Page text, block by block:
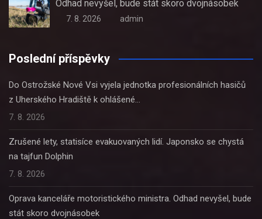
Odhad nevyšel, bude stát skoro dvojnásobek
7. 8. 2026 admin
Poslední příspěvky
Do Ostrožské Nové Vsi vyjela jednotka profesionálních hasičů
z Uherského Hradiště k ohlášené…
7. 8. 2026
Zrušené lety, statisíce evakuovaných lidí. Japonsko se chystá
na tajfun Dolphin
7. 8. 2026
Oprava kanceláře motoristického ministra. Odhad nevyšel, bude
stát skoro dvojnásobek